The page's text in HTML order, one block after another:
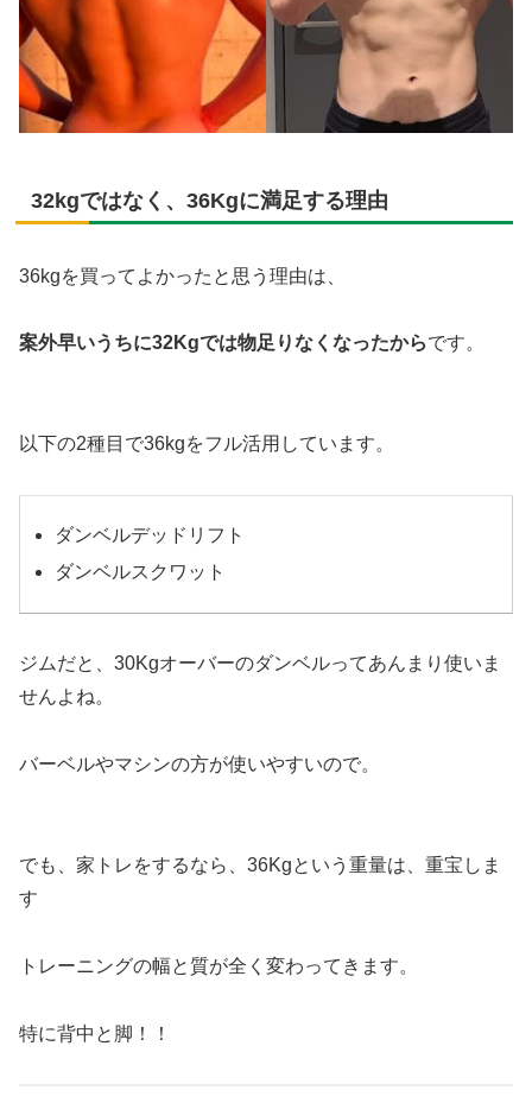
32kgではなく、36Kgに満足する理由
36kgを買ってよかったと思う理由は、
案外早いうちに32Kgでは物足りなくなったからです。
以下の2種目で36kgをフル活用しています。
ダンベルデッドリフト
ダンベルスクワット
ジムだと、30Kgオーバーのダンベルってあんまり使いま
せんよね。
バーベルやマシンの方が使いやすいので。
でも、家トレをするなら、36Kgという重量は、重宝しま
す
トレーニングの幅と質が全く変わってきます。
特に背中と脚！！